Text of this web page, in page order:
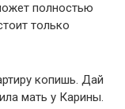
полностью
только
копишь. Дай
мать у Карины.